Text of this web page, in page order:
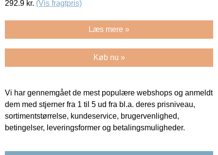
292.9 kr. (Vis fragtpris)
Læs mere »
Køb nu »
Vi har gennemgået de mest populære webshops og anmeldt
dem med stjerner fra 1 til 5 ud fra bl.a. deres prisniveau,
sortimentstørrelse, kundeservice, brugervenlighed,
betingelser, leveringsformer og betalingsmuligheder.